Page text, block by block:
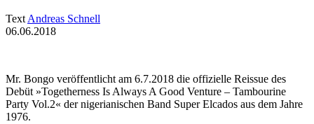
Text Andreas Schnell
06.06.2018
Mr. Bongo veröffentlicht am 6.7.2018 die offizielle Reissue des
Debüt »Togetherness Is Always A Good Venture – Tambourine
Party Vol.2« der nigerianischen Band Super Elcados aus dem Jahre
1976.